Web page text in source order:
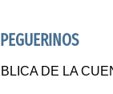
DE LA